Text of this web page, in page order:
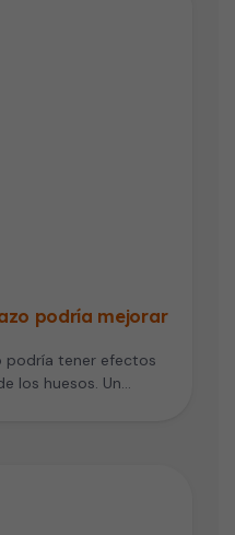
podría mejorar
podría tener efectos
los huesos. Un…